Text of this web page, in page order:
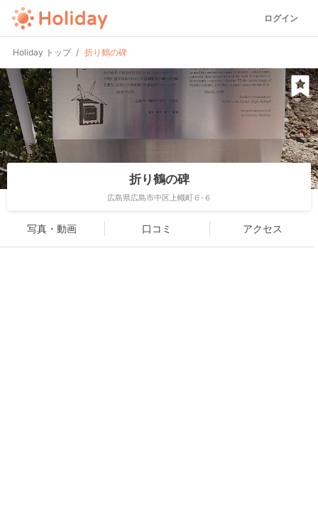
ログイン
Holiday トップ 折り鶴の碑
折り鶴の碑
広島県広島市中区上幟町６-６
写真・動画 口コミ アクセス